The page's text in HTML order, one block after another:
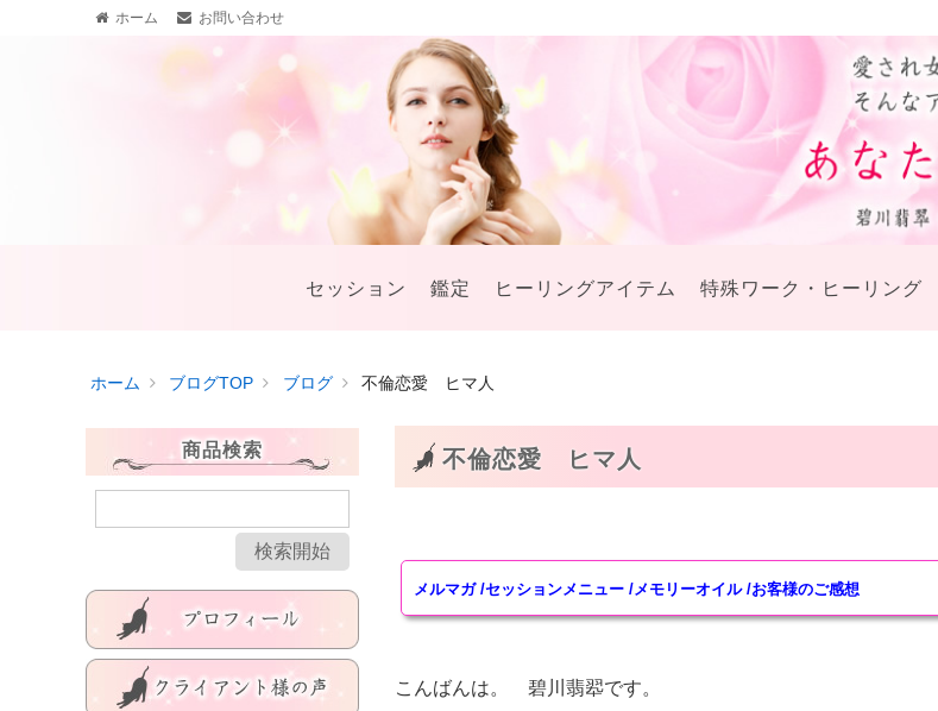
ホーム お問い合わせ
セッション 鑑定 ヒーリングアイテム 特殊ワーク・ヒーリング
ホーム ブログTOP ブログ 不倫恋愛 ヒマ人
不倫恋愛 ヒマ人
メルマガ /セッションメニュー / メモリーオイル /お客様のご感想
こんばんは。 碧川翡翆です。
商品検索